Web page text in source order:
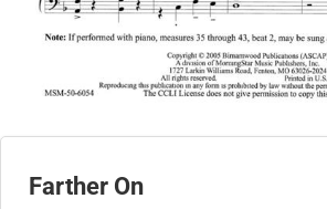
Farther On